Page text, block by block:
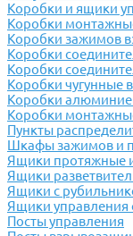
Коробки и ящики
Коробки
Коробки зажимов
Коробки
Коробки
Коробки
Коробки
Коробки
Пункты
Шкафы зажимов и
Ящики протяжные
Ящики
Ящики с
Ящики управления
Посты управления